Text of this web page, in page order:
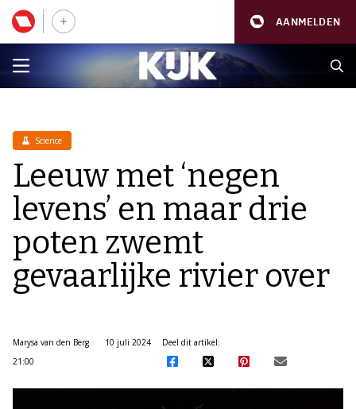
AANMELDEN
Science
Leeuw met ‘negen
levens’ en maar drie
poten zwemt
gevaarlijke rivier over
Marysa van den Berg
10 juli 2024
21:00
Deel dit artikel: